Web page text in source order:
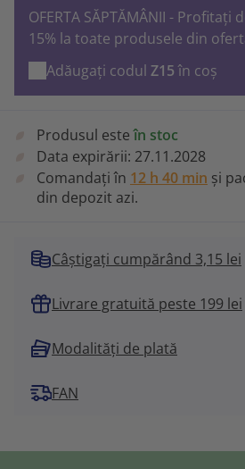
OFERTA SĂPTĂMÂNII - Profitați
15% la toate produsele din
Adăugați codul Z15 în coș
Produsul esteîn stoc
Data expirării: 27.11.2028
Comandați în 12 h 40 min și
din depozit azi.
Câștigați cumpărând 3,15 lei
Livrare gratuită peste 199 lei
Modalități de plată
FAN